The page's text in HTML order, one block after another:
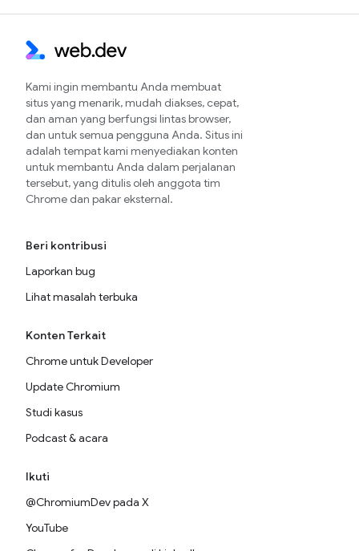
Kami ingin membantu Anda membuat
situs yang menarik, mudah diakses, cepat,
dan aman yang berfungsi lintas browser,
dan untuk semua pengguna Anda. Situs ini
adalah tempat kami menyediakan konten
untuk membantu Anda dalam perjalanan
tersebut, yang ditulis oleh anggota tim
Chrome dan pakar eksternal.
Beri kontribusi
Laporkan bug
Lihat masalah terbuka
Konten Terkait
Chrome untuk Developer
Update Chromium
Studi kasus
Podcast & acara
Ikuti
@ChromiumDev pada X
YouTube